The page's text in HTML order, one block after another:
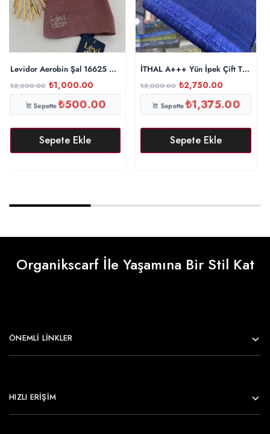
Levidor Aerobin Şal 16625 – İncir
₺2,000.00 ₺1,000.00
Sepette₺500.00
Sepete Ekle
İTHAL A+++ Yün İpek Çift Taraflı
₺5,000.00 ₺2,750.00
Sepette₺1,375.00
Sepete Ekle
Organikscarf İle Yaşamına Bir Stil Kat
ÖNEMLI LINKLER
HIZLI ERİŞİM